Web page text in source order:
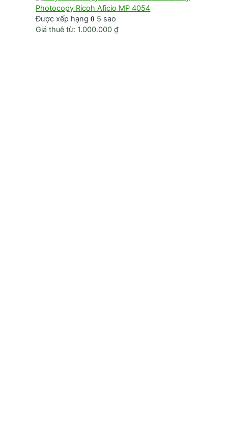
Photocopy Ricoh Aficio MP 4054
Được xếp hạng0 5 sao
Giá thuê từ: 1.000.000₫